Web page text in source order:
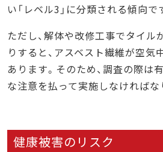
い「レベル3」に分類される傾向で
ただし、解体や改修工事でタイル
りすると、アスベスト繊維が空気
あります。そのため、調査の際は
な注意を払って実施しなければな
健康被害のリスク